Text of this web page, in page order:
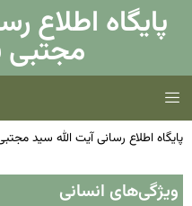
پایگاه اطلاع
مجتبی
پایگاه اطلاع رسانی آیت الله سید
ویژگی‌های انسانی